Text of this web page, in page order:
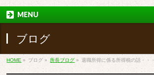
MENU
ブログ
HOME » ブログ » 所長ブログ » 退職所得に係る所得税の話・・・